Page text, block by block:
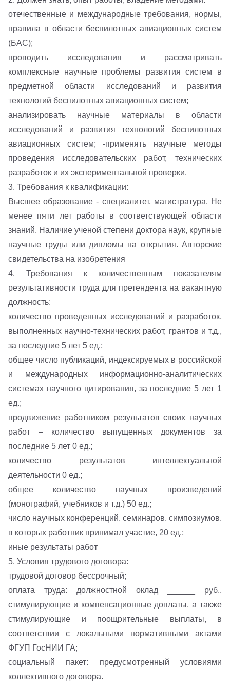
отечественные и международные требования, нормы,
правила в области беспилотных авиационных систем
(БАС);
проводить исследования и рассматривать
комплексные научные проблемы развития систем в
предметной области исследований и развития
технологий беспилотных авиационных систем;
анализировать научные материалы в области
исследований и развития технологий беспилотных
авиационных систем; -применять научные методы
проведения исследовательских работ, технических
разработок и их экспериментальной проверки.
3. Требования к квалификации:
Высшее образование - специалитет, магистратура. Не
менее пяти лет работы в соответствующей области
знаний. Наличие ученой степени доктора наук, крупные
научные труды или дипломы на открытия. Авторские
свидетельства на изобретения
4. Требования к количественным показателям
результативности труда для претендента на вакантную
должность:
количество проведенных исследований и разработок,
выполненных научно-технических работ, грантов и т.д.,
за последние 5 лет 5 ед.;
общее число публикаций, индексируемых в российской
и международных информационно-аналитических
системах научного цитирования, за последние 5 лет 1
ед.;
продвижение работником результатов своих научных
работ – количество выпущенных документов за
последние 5 лет 0 ед.;
количество результатов интеллектуальной
деятельности 0 ед.;
общее количество научных произведений
(монографий, учебников и т.д.) 50 ед.;
число научных конференций, семинаров, симпозиумов,
в которых работник принимал участие, 20 ед.;
иные результаты работ
5. Условия трудового договора:
трудовой договор бессрочный;
оплата труда: должностной оклад ______ руб.,
стимулирующие и компенсационные доплаты, а также
стимулирующие и поощрительные выплаты, в
соответствии с локальными нормативными актами
ФГУП ГосНИИ ГА;
социальный пакет: предусмотренный условиями
коллективного договора.